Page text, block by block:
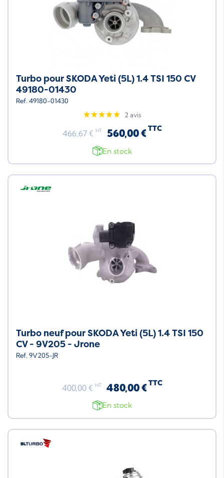
Turbo pour SKODA Yeti (5L) 1.4 TSI 150 CV
49180-01430
Ref. 49180-01430
2 avis
466,67 € HT 560,00 € TTC
En stock
Neuf
Turbo neuf pour SKODA Yeti (5L) 1.4 TSI 150
CV - 9V205 - Jrone
Ref. 9V205-JR
400,00 € HT 480,00 € TTC
En stock